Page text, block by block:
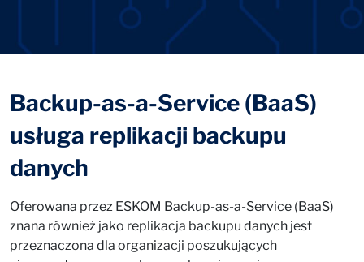
Backup-as-a-Service (BaaS)
usługa replikacji backupu
danych
Oferowana przez ESKOM Backup-as-a-Service (BaaS)
znana również jako replikacja backupu danych jest
przeznaczona dla organizacji poszukujących